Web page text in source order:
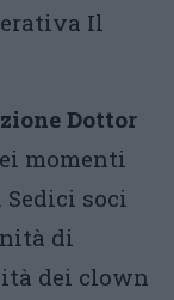
Il
Dottor
momenti
soci
di
dei clown